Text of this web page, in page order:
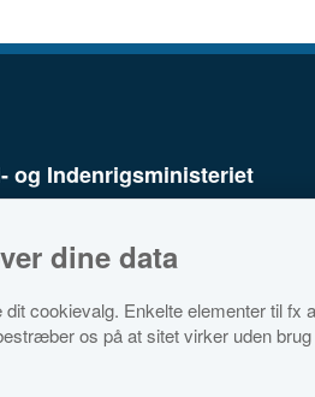
og Indenrigsministeriet
dine data
cookievalg. Enkelte elementer til
os på at sitet virker uden